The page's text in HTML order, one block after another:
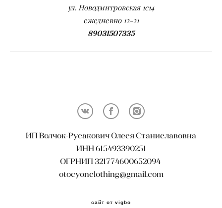
ул. Новодмитровская 1с14
ежедневно 12-21
89031507335
ИП Волчок-Русакович Олеся Станиславовна
ИНН 615493390251
ОГРНИП 321774600652094
otocyonclothing@gmail.com
сайт от vigbo